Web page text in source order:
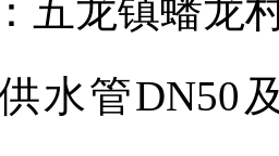
五龙镇蟠龙
水管DN50